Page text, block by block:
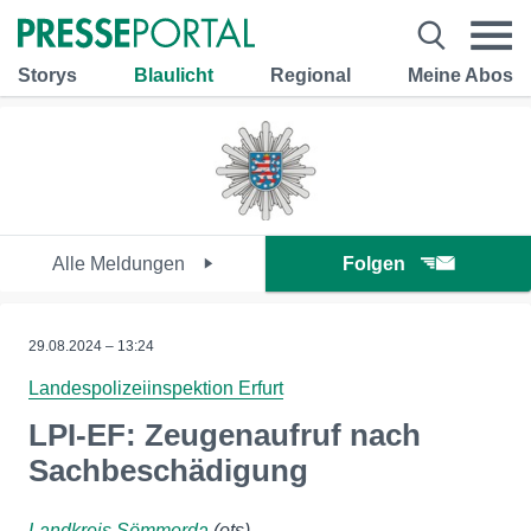
Storys Blaulicht Regional Meine Abos
Alle Meldungen Folgen
29.08.2024 – 13:24
Landespolizeiinspektion Erfurt
LPI-EF: Zeugenaufruf nach
Sachbeschädigung